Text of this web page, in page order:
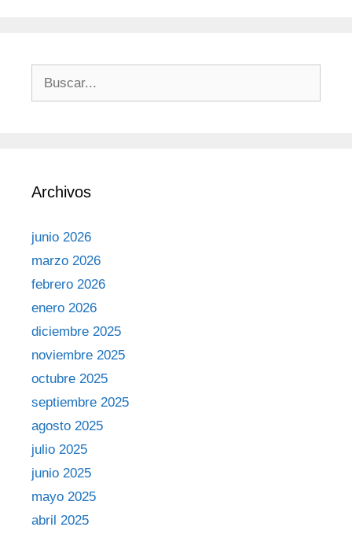
Archivos
junio 2026
marzo 2026
febrero 2026
enero 2026
diciembre 2025
noviembre 2025
octubre 2025
septiembre 2025
agosto 2025
julio 2025
junio 2025
mayo 2025
abril 2025